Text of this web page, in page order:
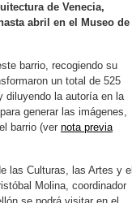
de Venecia,
abril en el Museo de
barrio, recogiendo su
un total de 525
diluyendo la autoría en la
generar las imágenes,
barrio (ver nota previa
las Culturas, las Artes y el
Molina, coordinador